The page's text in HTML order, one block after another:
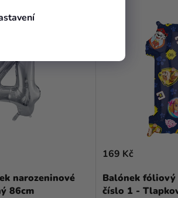
narozeninové
86cm
Balónek fóliový
číslo 1 -
169 Kč